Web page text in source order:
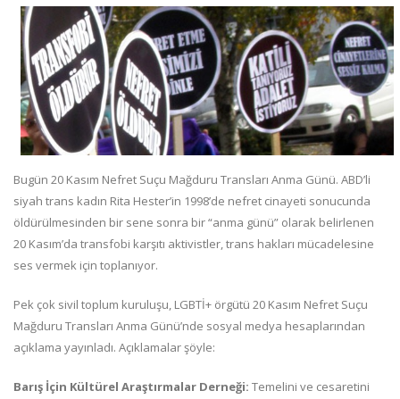
Bugün 20 Kasım Nefret Suçu Mağduru Transları Anma Günü. ABD’li
siyah trans kadın Rita Hester’in 1998’de nefret cinayeti sonucunda
öldürülmesinden bir sene sonra bir “anma günü” olarak belirlenen
20 Kasım’da transfobi karşıtı aktivistler, trans hakları mücadelesine
ses vermek için toplanıyor.
Pek çok sivil toplum kuruluşu, LGBTİ+ örgütü 20 Kasım Nefret Suçu
Mağduru Transları Anma Günü’nde sosyal medya hesaplarından
açıklama yayınladı. Açıklamalar şöyle:
Barış İçin Kültürel Araştırmalar Derneği: Temelini ve cesaretini